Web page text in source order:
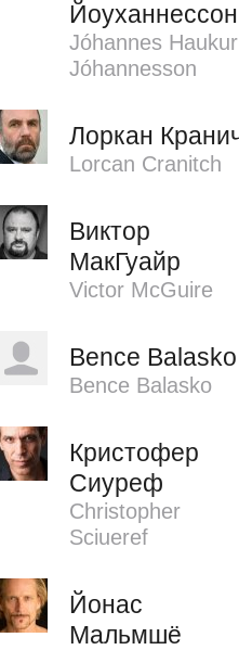
Йоуханнессон
Jóhannes Haukur
Jóhannesson
Лоркан
Lorcan Cranitch
Виктор
МакГуайр
Victor McGuire
Bence Balasko
Bence Balasko
Кристофер
Сиуреф
Christopher
Sciueref
Йонас
Мальмшё